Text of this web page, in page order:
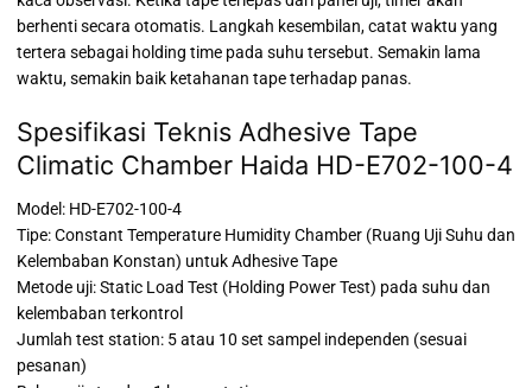
berhenti secara otomatis. Langkah kesembilan, catat waktu yang
tertera sebagai holding time pada suhu tersebut. Semakin lama
waktu, semakin baik ketahanan tape terhadap panas.
Spesifikasi Teknis Adhesive Tape
Climatic Chamber Haida HD-E702-100-4
Model: HD-E702-100-4
Tipe: Constant Temperature Humidity Chamber (Ruang Uji Suhu dan
Kelembaban Konstan) untuk Adhesive Tape
Metode uji: Static Load Test (Holding Power Test) pada suhu dan
kelembaban terkontrol
Jumlah test station: 5 atau 10 set sampel independen (sesuai
pesanan)